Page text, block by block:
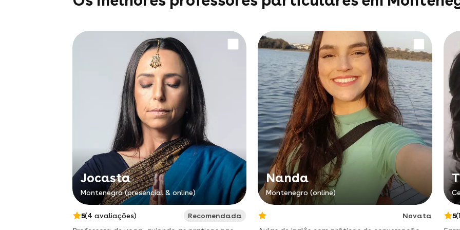
Jocasta
Montenegro (presencial & online)
5(4 avaliações)
Recomendada
Nanda
Montenegro (online)
Novata
5